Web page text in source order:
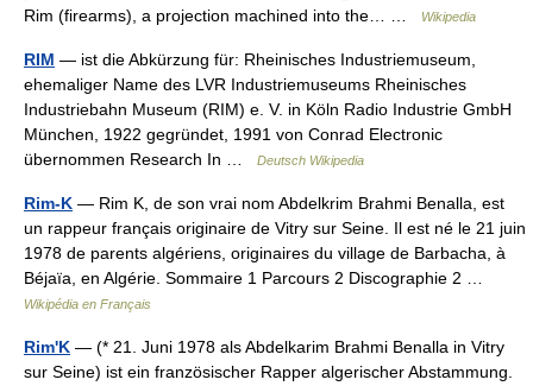
Rim (firearms), a projection machined into the… …
Wikipedia
RIM — ist die Abkürzung für: Rheinisches Industriemuseum,
ehemaliger Name des LVR Industriemuseums Rheinisches
Industriebahn Museum (RIM) e. V. in Köln Radio Industrie GmbH
München, 1922 gegründet, 1991 von Conrad Electronic
übernommen Research In …
Deutsch Wikipedia
Rim-K — Rim K, de son vrai nom Abdelkrim Brahmi Benalla, est
un rappeur français originaire de Vitry sur Seine. Il est né le 21 juin
1978 de parents algériens, originaires du village de Barbacha, à
Béjaïa, en Algérie. Sommaire 1 Parcours 2 Discographie 2 …
Wikipédia en Français
Rim'K — (* 21. Juni 1978 als Abdelkarim Brahmi Benalla in Vitry
sur Seine) ist ein französischer Rapper algerischer Abstammung.